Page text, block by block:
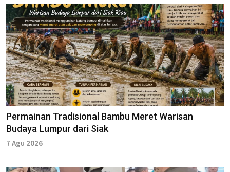
Permainan Tradisional Bambu Meret Warisan
Budaya Lumpur dari Siak
7 Agu 2026